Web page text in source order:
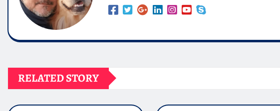
RELATED STORY